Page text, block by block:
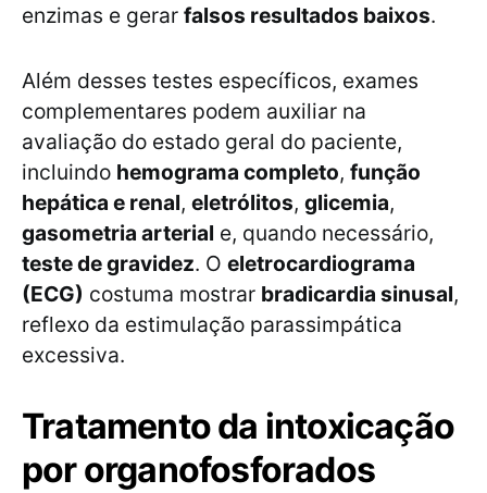
enzimas e gerar falsos resultados baixos.
Além desses testes específicos, exames
complementares podem auxiliar na
avaliação do estado geral do paciente,
incluindo hemograma completo, função
hepática e renal, eletrólitos, glicemia,
gasometria arterial e, quando necessário,
teste de gravidez. O eletrocardiograma
(ECG) costuma mostrar bradicardia sinusal,
reflexo da estimulação parassimpática
excessiva.
Tratamento da intoxicação
por organofosforados